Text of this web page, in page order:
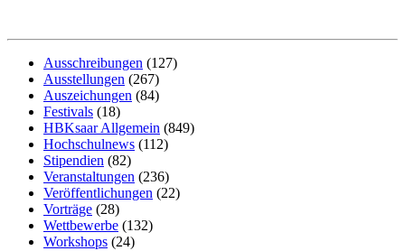
Ausschreibungen (127)
Ausstellungen (267)
Auszeichungen (84)
Festivals (18)
HBKsaar Allgemein (849)
Hochschulnews (112)
Stipendien (82)
Veranstaltungen (236)
Veröffentlichungen (22)
Vorträge (28)
Wettbewerbe (132)
Workshops (24)